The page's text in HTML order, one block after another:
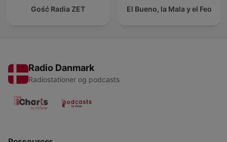
Gość Radia ZET El Bueno, la Mala y el Feo
Radio Danmark
Radiostationer og podcasts